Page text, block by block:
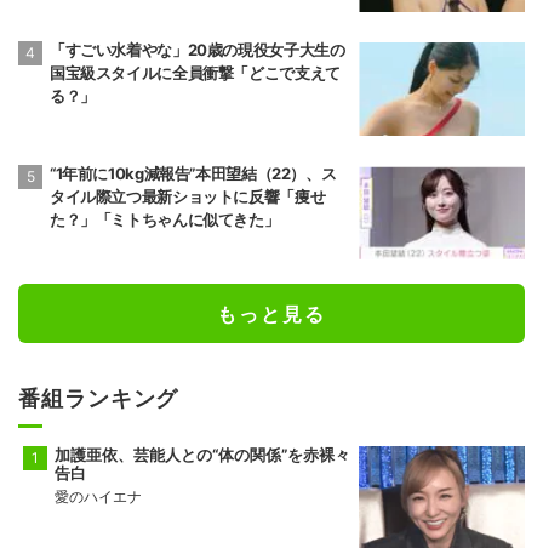
「すごい水着やな」20歳の現役女子大生の
国宝級スタイルに全員衝撃「どこで支えて
る？」
“1年前に10kg減報告”本田望結（22）、ス
タイル際立つ最新ショットに反響「痩せ
た？」「ミトちゃんに似てきた」
もっと見る
番組ランキング
加護亜依、芸能人との“体の関係”を赤裸々
告白
愛のハイエナ